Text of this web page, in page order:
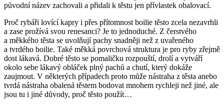
původní název zachovali a přidali k těstu jen přívlastek obalovací.
Proč rybáři lovící kapry i přes přítomnost boilie těsto zcela nezavrhli
a zase prožívá svou renesanci? Je to jednoduché. Z čerstvého
a měkkého těsta se uvolňují pachy snadněji než z uvařeného
a tvrdého boilie. Také měkká povrchová struktura je pro ryby zřejmě
dost lákavá. Dobré těsto se pomaličku rozpouští, drolí a vytváří
okolo sebe lákavý obláček plný pachů a chutí, který dokáže
zaujmout. V některých případech proto může nástraha z těsta anebo
tvrdá nástraha obalená těstem bodovat mnohem rychleji než jiné, ale
jsou tu i jiné důvody, proč těsto použít…